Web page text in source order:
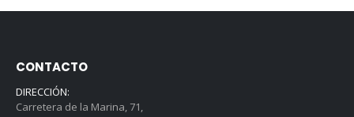
CONTACTO
DIRECCIÓN:
Carretera de la Marina, 71,